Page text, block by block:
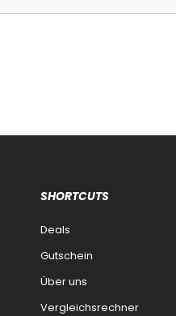
SHORTCUTS
Deals
Gutschein
Über uns
Vergleichsrechner